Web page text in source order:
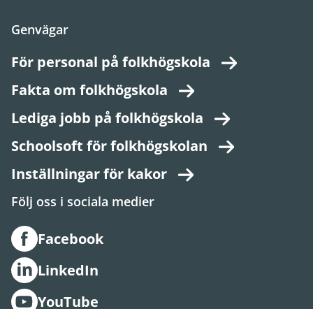
Genvägar
För personal på folkhögskola
Fakta om folkhögskola
Lediga jobb på folkhögskola
Schoolsoft för folkhögskolan
Inställningar för kakor
Följ oss i sociala medier
Facebook
LinkedIn
YouTube